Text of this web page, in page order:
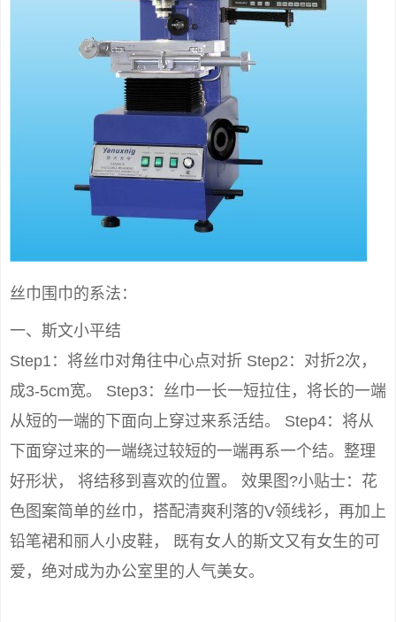
丝巾围巾的系法：
一、斯文小平结
Step1：将丝巾对角往中心点对折 Step2：对折2次，
成3-5cm宽。 Step3：丝巾一长一短拉住，将长的一端
从短的一端的下面向上穿过来系活结。 Step4：将从
下面穿过来的一端绕过较短的一端再系一个结。整理
好形状， 将结移到喜欢的位置。 效果图?小贴士：花
色图案简单的丝巾，搭配清爽利落的V领线衫，再加上
铅笔裙和丽人小皮鞋， 既有女人的斯文又有女生的可
爱，绝对成为办公室里的人气美女。